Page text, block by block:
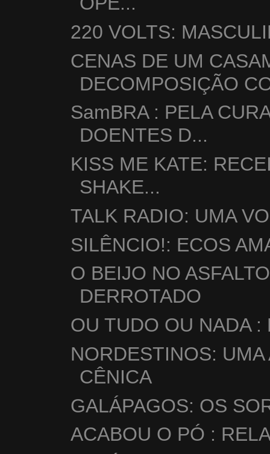
220 VOLTS:
CENAS DE UM
DECOMPOSIÇÃO
SamBRA : PELA
DOENTES D...
KISS ME KATE:
SHAKE...
TALK RADIO: UMA
SILÊNCIO!: ECOS
O BEIJO NO
DERROTADO
OU TUDO OU NADA
NORDESTINOS:
CÊNICA
GALÁPAGOS: OS
ACABOU O PÓ :